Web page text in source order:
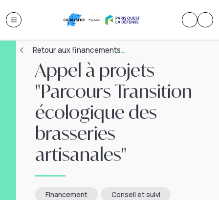
Retour aux financements
Appel à projets
"Parcours Transition
écologique des
brasseries
artisanales"
Financement
Conseil et suivi